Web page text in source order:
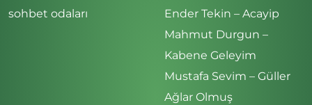
sohbet odaları
Ender Tekin – Acayip
Mahmut Durgun –
Kabene Geleyim
Mustafa Sevim – Güller
Ağlar Olmuş